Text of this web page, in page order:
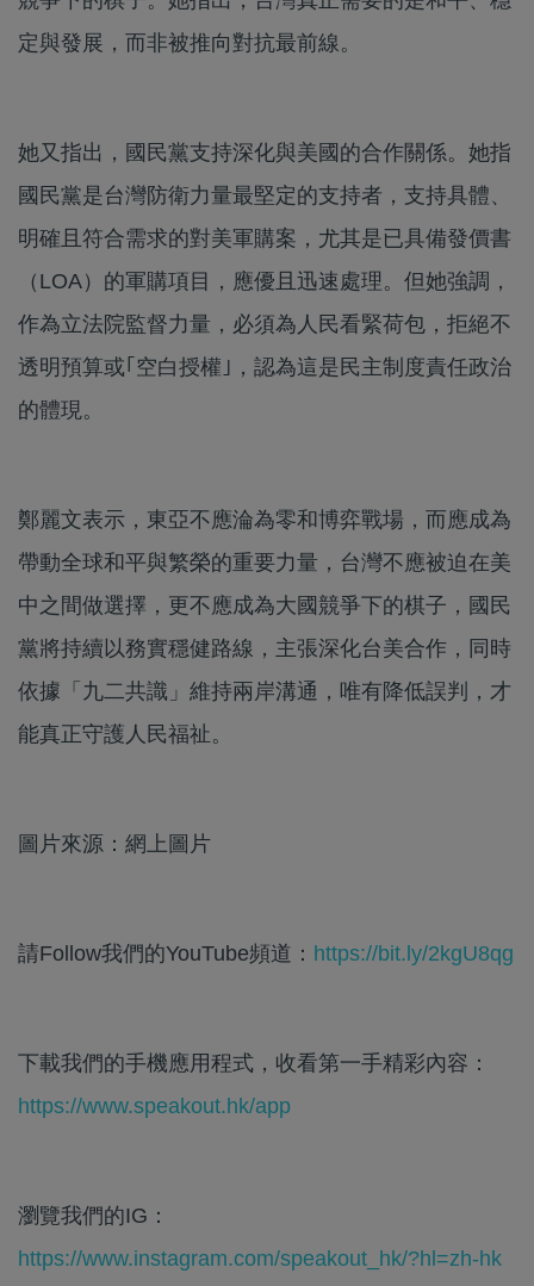
定與發展，而非被推向對抗最前線。
她又指出，國民黨支持深化與美國的合作關係。她指
國民黨是台灣防衛力量最堅定的支持者，支持具體、
明確且符合需求的對美軍購案，尤其是已具備發價書
（LOA）的軍購項目，應優且迅速處理。但她強調，
作為立法院監督力量，必須為人民看緊荷包，拒絕不
透明預算或｢空白授權｣，認為這是民主制度責任政治
的體現。
鄭麗文表示，東亞不應淪為零和博弈戰場，而應成為
帶動全球和平與繁榮的重要力量，台灣不應被迫在美
中之間做選擇，更不應成為大國競爭下的棋子，國民
黨將持續以務實穩健路線，主張深化台美合作，同時
依據「九二共識」維持兩岸溝通，唯有降低誤判，才
能真正守護人民福祉。
圖片來源：網上圖片
請Follow我們的YouTube頻道： https://bit.ly/2kgU8qg
下載我們的手機應用程式，收看第一手精彩內容：
https://www.speakout.hk/app
瀏覽我們的IG：
https://www.instagram.com/speakout_hk/?hl=zh-hk